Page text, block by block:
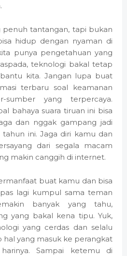
penuh tantangan, tapi bukan
hidup dengan nyaman di
punya pengetahuan yang
teknologi bakal tetap
kita. Jangan lupa buat
terbaru soal keamanan
sumber yang terpercaya.
bahaya suara tiruan ini bisa
dan nggak gampang jadi
ini. Jaga diri kamu dan
dari segala macam
makin canggih di internet.
buat kamu dan bisa
lagi kumpul sama teman
banyak yang tahu,
yang bakal kena tipu. Yuk,
yang cerdas dan selalu
hal yang masuk ke perangkat
Sampai ketemu di